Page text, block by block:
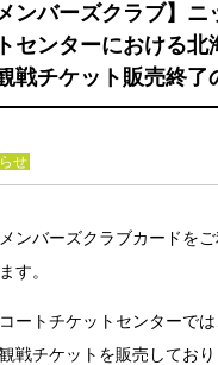
お客様サポート
法人のみなさま
ンバーズクラブ】
センターにおける北
戦チケット販売終了
せ
ンバーズクラブカードを
す。
ートチケットセンターで
戦チケットを販売してお